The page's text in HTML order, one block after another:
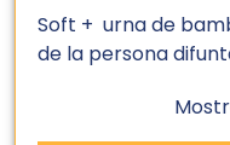
Soft + urna de
de la persona